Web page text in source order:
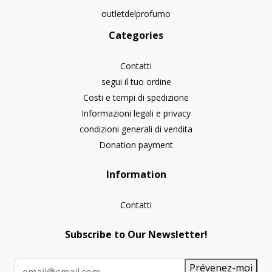
outletdelprofumo
Categories
Contatti
segui il tuo ordine
Costi e tempi di spedizione
Informazioni legali e privacy
condizioni generali di vendita
Donation payment
Information
Contatti
Subscribe to Our Newsletter!
Prévenez-moi